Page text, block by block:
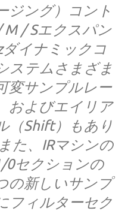
ジング）コント
/ Sエクスパン
イナミックコ
ステムさまざま
変サンプルレー
およびエイリア
（Shift）もあり
た、IRマシンの
0セクションの
の新しいサンプ
フィルターセク